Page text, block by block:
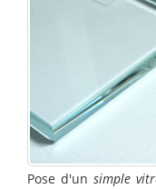
Pose d'unsimple